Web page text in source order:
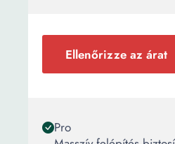
Ellenőrizze az árat
Pro